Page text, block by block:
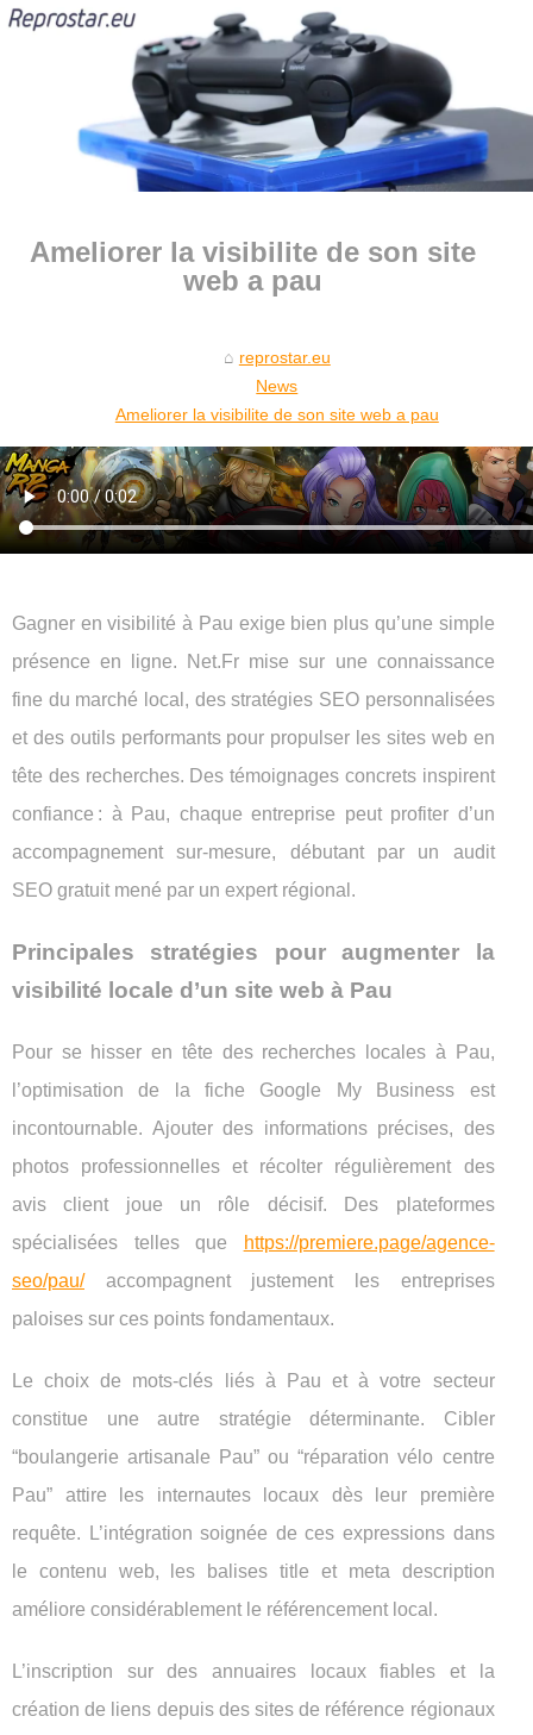
Ameliorer la visibilite de son site
web a pau
reprostar.eu
News
Ameliorer la visibilite de son site web a pau
Gagner en visibilité à Pau exige bien plus qu’une simple
présence en ligne. Net.Fr mise sur une connaissance
fine du marché local, des stratégies SEO personnalisées
et des outils performants pour propulser les sites web en
tête des recherches. Des témoignages concrets inspirent
confiance : à Pau, chaque entreprise peut profiter d’un
accompagnement sur-mesure, débutant par un audit
SEO gratuit mené par un expert régional.
Principales stratégies pour augmenter la
visibilité locale d’un site web à Pau
Pour se hisser en tête des recherches locales à Pau,
l’optimisation de la fiche Google My Business est
incontournable. Ajouter des informations précises, des
photos professionnelleset récolter régulièrement des
avis client joue un rôle décisif. Des plateformes
spécialisées telles que
https://premiere.page/agence-
seo/pau/accompagnent justement les entreprises
paloises sur ces points fondamentaux.
Le choix de mots-clés liés à Pau et à votre secteur
constitue une autre stratégie déterminante. Cibler
“boulangerie artisanale Pau” ou “réparation vélo centre
Pau” attire les internautes locaux dès leur première
requête. L’intégration soignée de ces expressions dans
le contenu web, les balises title et meta description
améliore considérablement le référencement local.
L’inscription sur des annuaires locaux fiables et la
création de liens depuis des sites de référence régionaux